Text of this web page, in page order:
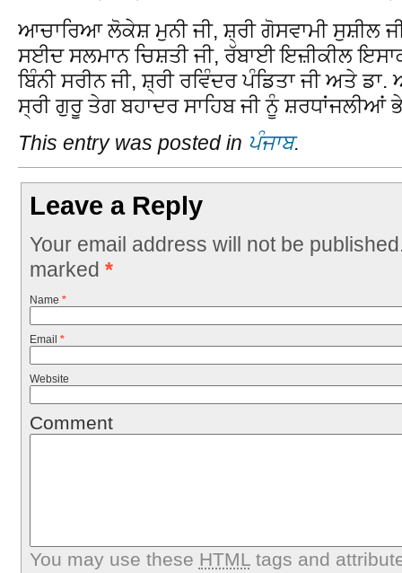
ਆਚਾਰਿਆ ਲੋਕੇਸ਼ ਮੁਨੀ ਜੀ, ਸ਼੍ਰੀ ਗੋਸਵਾਮੀ ਸੁਸ਼ੀਲ
ਸਈਦ ਸਲਮਾਨ ਚਿਸ਼ਤੀ ਜੀ, ਰੱਬਾਈ ਇਜ਼ੀਕੀਲ
ਬਿੰਨੀ ਸਰੀਨ ਜੀ, ਸ਼੍ਰੀ ਰਵਿੰਦਰ ਪੰਡਿਤਾ ਜੀ ਅਤੇ
ਸ੍ਰੀ ਗੁਰੂ ਤੇਗ ਬਹਾਦਰ ਸਾਹਿਬ ਜੀ ਨੂੰ ਸ਼ਰਧਾਂਜਲੀਆਂ
This entry was posted in ਪੰਜਾਬ.
Leave a Reply
Your email address will not be
marked *
Name *
Email *
Website
Comment
You may use these HTMLtags and